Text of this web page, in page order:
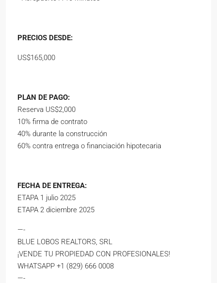
PRECIOS DESDE:
US$165,000
PLAN DE PAGO:
Reserva US$2,000
10% firma de contrato
40% durante la construcción
60% contra entrega o financiación hipotecaria
FECHA DE ENTREGA:
ETAPA 1 julio 2025
ETAPA 2 diciembre 2025
—-
BLUE LOBOS REALTORS, SRL
¡VENDE TU PROPIEDAD CON PROFESIONALES!
WHATSAPP +1 (829) 666 0008
—-